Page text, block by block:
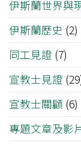
伊斯蘭世界與
伊斯蘭歷史 (2)
同工見證 (7)
宣教士見證
宣教士關顧 (6)
專題文章及影